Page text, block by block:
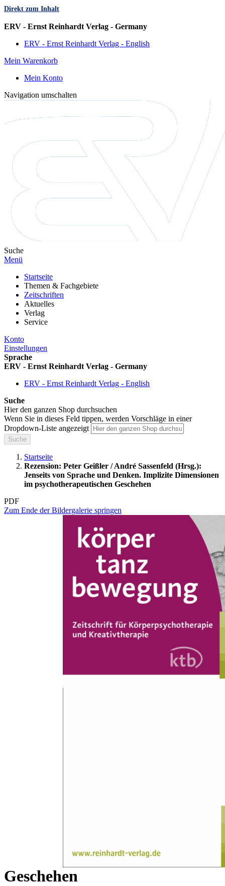
Direkt zum Inhalt
ERV - Ernst Reinhardt Verlag - Germany
ERV - Ernst Reinhardt Verlag - English
Mein Warenkorb
Mein Konto
Navigation umschalten
Suche
Menü
Startseite
Themen & Fachgebiete
Zeitschriften
Aktuelles
Verlag
Service
Konto
Einstellungen
Sprache
ERV - Ernst Reinhardt Verlag - Germany
ERV - Ernst Reinhardt Verlag - English
Suche
Hier den ganzen Shop durchsuchen
Wenn Sie in dieses Feld tippen, werden Vorschläge in einer
Dropdown-Liste angezeigt
Suche
Startseite
Rezension: Peter Geißler / André Sassenfeld (Hrsg.):
Jenseits von Sprache und Denken. Implizite Dimensionen
im psychotherapeutischen Geschehen
PDF
Zum Ende der Bildergalerie springen
im psychotherapeutischen
Geschehen